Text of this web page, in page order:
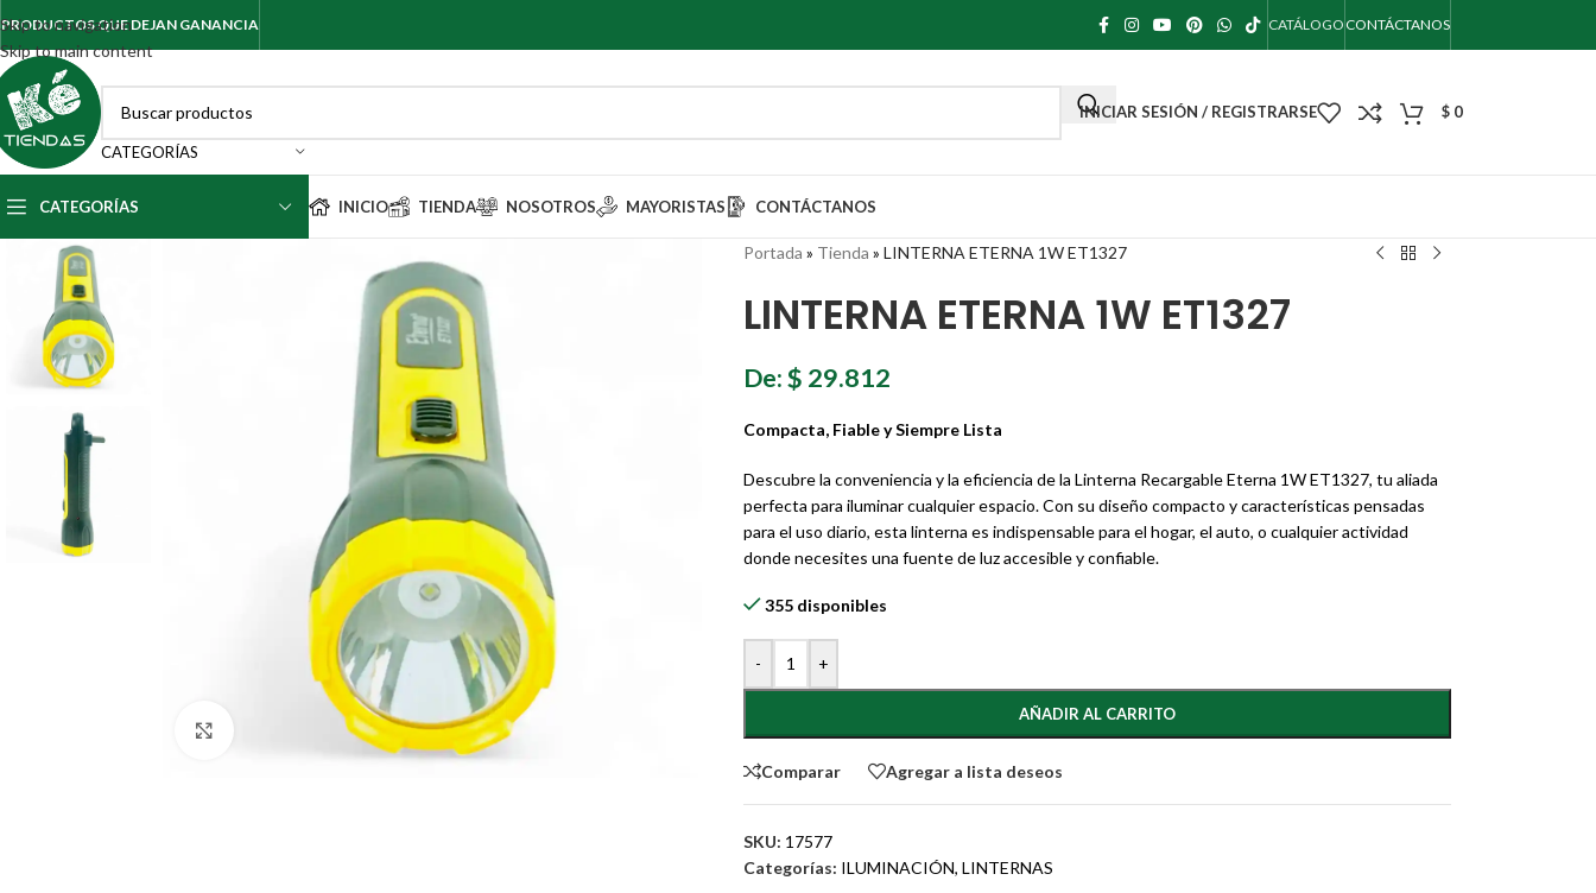
Skip to navigation
Skip to main content
PRODUCTOS QUE DEJAN GANANCIA CATÁLOGO CONTÁCTANOS
CATEGORÍAS
INICIAR SESIÓN / REGISTRARSE $ 0
CATEGORÍAS INICIO TIENDA NOSOTROS MAYORISTAS CONTÁCTANOS
Haz clic para ampliar
Portada » Tienda » LINTERNA ETERNA 1W ET1327
LINTERNA ETERNA 1W ET1327
De:$ 29.812
Compacta, Fiable y Siempre Lista
Descubre la conveniencia y la eficiencia de la Linterna Recargable Eterna 1W ET1327, tu aliada
perfecta para iluminar cualquier espacio. Con su diseño compacto y características pensadas
para el uso diario, esta linterna es indispensable para el hogar, el auto, o cualquier actividad
donde necesites una fuente de luz accesible y confiable.
355 disponibles
- +
AÑADIR AL CARRITO
Comparar Agregar a lista deseos
SKU: 17577
Categorías: ILUMINACIÓN, LINTERNAS